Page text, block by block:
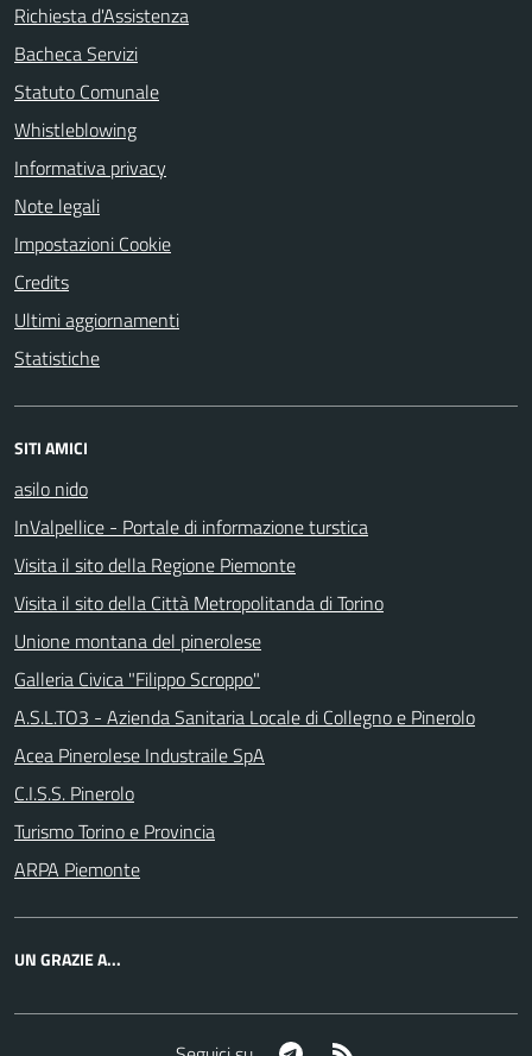
Richiesta d'Assistenza
Bacheca Servizi
Statuto Comunale
Whistleblowing
Informativa privacy
Note legali
Impostazioni Cookie
Credits
Ultimi aggiornamenti
Statistiche
SITI AMICI
asilo nido
InValpellice - Portale di informazione turstica
Visita il sito della Regione Piemonte
Visita il sito della Città Metropolitanda di Torino
Unione montana del pinerolese
Galleria Civica "Filippo Scroppo"
A.S.L.TO3 - Azienda Sanitaria Locale di Collegno e Pinerolo
Acea Pinerolese Industraile SpA
C.I.S.S. Pinerolo
Turismo Torino e Provincia
ARPA Piemonte
UN GRAZIE A...